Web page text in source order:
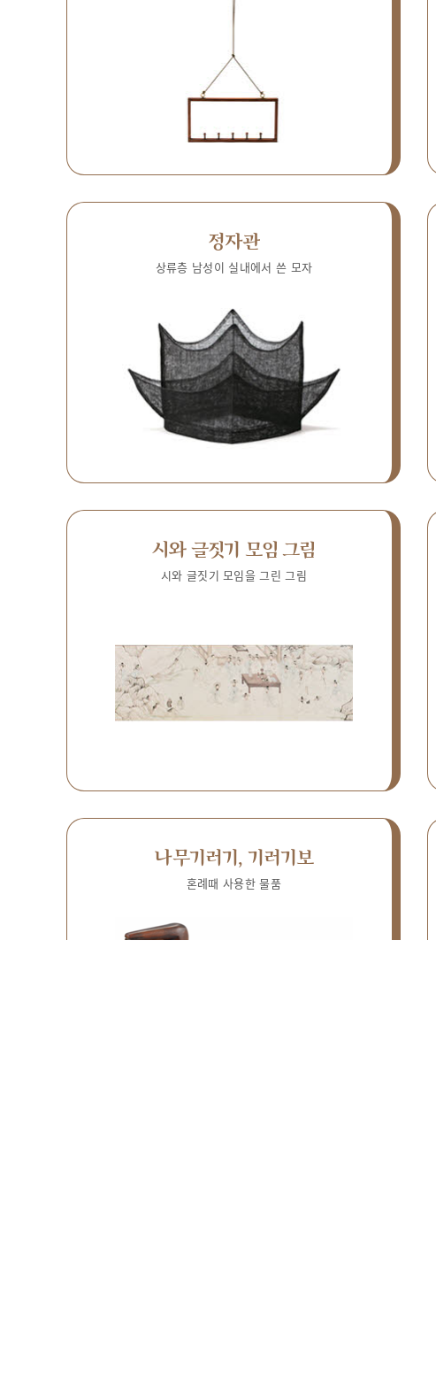
정자관
상류층 남성이 실내에서 쓴 모자
시와 글짓기 모임 그림
시와 글짓기 모임을 그린 그림
나무기러기, 기러기보
혼례때 사용한 물품